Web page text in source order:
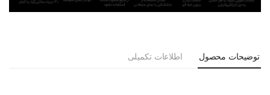
توضیحات محصول اطلاعات تکمیلی